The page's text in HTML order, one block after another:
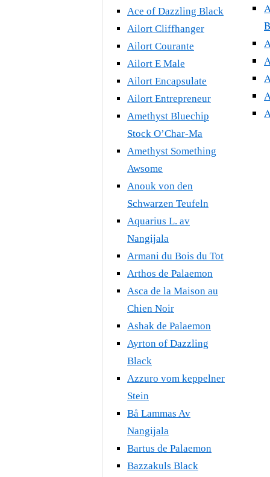
Ace of Dazzling Black
Ailort Cliffhanger
Ailort Courante
Ailort E Male
Ailort Encapsulate
Ailort Entrepreneur
Amethyst Bluechip
Stock O’Char-Ma
Amethyst Something
Awsome
Anouk von den
Schwarzen Teufeln
Aquarius L. av
Nangijala
Armani du Bois du Tot
Arthos de Palaemon
Asca de la Maison au
Chien Noir
Ashak de Palaemon
Ayrton of Dazzling
Black
Azzuro vom keppelner
Stein
Bå Lammas Av
Nangijala
Bartus de Palaemon
Bazzakuls Black